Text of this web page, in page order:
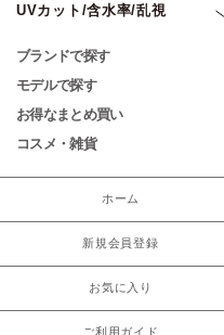
UVカット/含水率/乱視
ブランドで探す
モデルで探す
お得なまとめ買い
コスメ・雑貨
ホーム
新規会員登録
お気に入り
ご利用ガイド